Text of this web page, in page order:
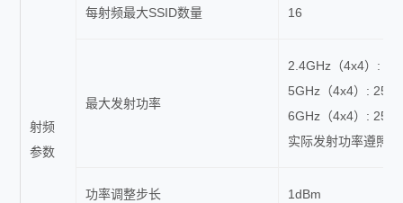
射频
参数
每射频最大SSID数量 16
最大发射功率
2.4GHz（4x4）:
5GHz（4x4）:
6GHz（4x4）:
实际发射功率遵照
功率调整步长 1dBm